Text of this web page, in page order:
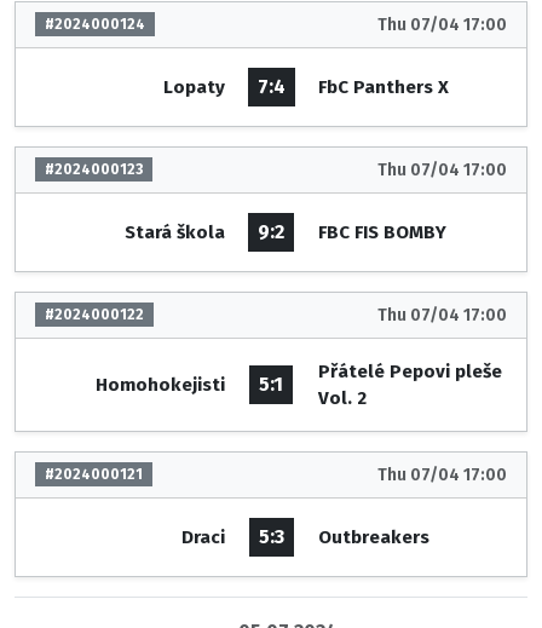
#2024000124 Thu 07/04 17:00
Lopaty 7:4 FbC Panthers X
#2024000123 Thu 07/04 17:00
Stará škola 9:2 FBC FIS BOMBY
#2024000122 Thu 07/04 17:00
Homohokejisti 5:1
Přátelé Pepovi pleše
Vol. 2
#2024000121 Thu 07/04 17:00
Draci 5:3 Outbreakers